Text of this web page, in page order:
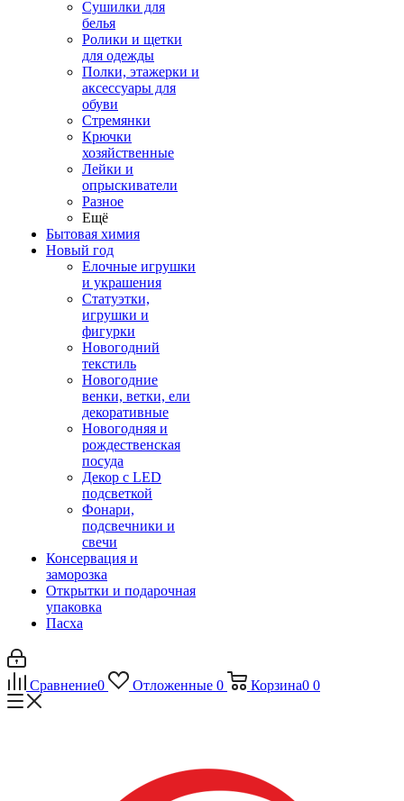
Сушилки для
белья
Ролики и щетки
для одежды
Полки, этажерки и
аксессуары для
обуви
Стремянки
Крючки
хозяйственные
Лейки и
опрыскиватели
Разное
Ещё
Бытовая химия
Новый год
Елочные игрушки
и украшения
Статуэтки,
игрушки и
фигурки
Новогодний
текстиль
Новогодние
венки, ветки, ели
декоративные
Новогодняя и
рождественская
посуда
Декор с LED
подсветкой
Фонари,
подсвечники и
свечи
Консервация и
заморозка
Открытки и подарочная
упаковка
Пасха
Сравнение0 Отложенные 0 Корзина0 0